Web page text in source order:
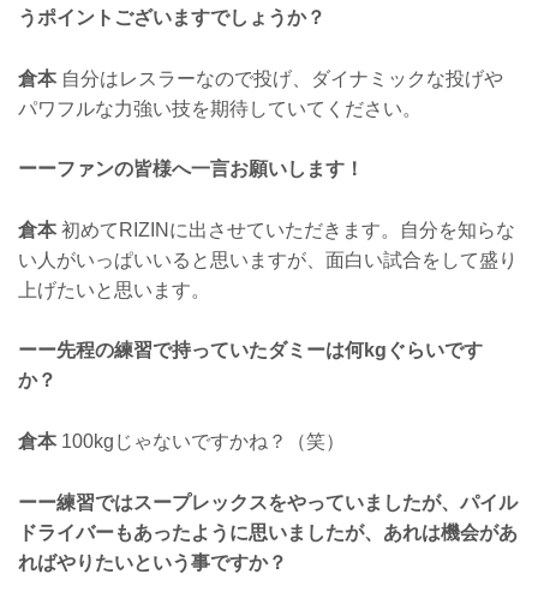
うポイントございますでしょうか？
倉本自分はレスラーなので投げ、ダイナミックな投げや
パワフルな力強い技を期待していてください。
ーーファンの皆様へ一言お願いします！
倉本初めてRIZINに出させていただきます。自分を知らな
い人がいっぱいいると思いますが、面白い試合をして盛り
上げたいと思います。
ーー先程の練習で持っていたダミーは何kgぐらいです
か？
倉本100kgじゃないですかね？（笑）
ーー練習ではスープレックスをやっていましたが、パイル
ドライバーもあったように思いましたが、あれは機会があ
ればやりたいという事ですか？